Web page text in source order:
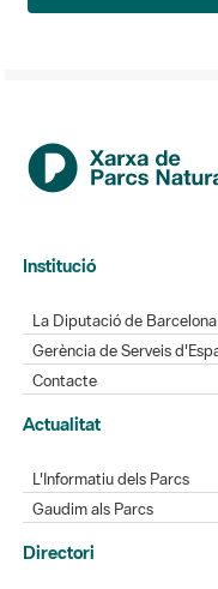
Institució
La Diputació de Barcelona
Gerència de Serveis
Contacte
Actualitat
L'Informatiu dels Parcs
Gaudim als Parcs
Directori